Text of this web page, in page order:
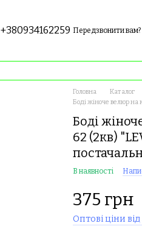
+380934162259 Передзвонити вам?
Головна Каталог
Боді жіноче велюр на
Боді
62 (2кв)
В наявності
375 грн
Оптові ціни